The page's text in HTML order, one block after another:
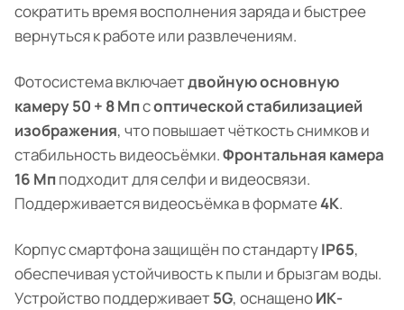
сократить время восполнения заряда и быстрее
вернуться к работе или развлечениям.
Фотосистема включаетдвойную основную
камеру 50 + 8 Мпсоптической стабилизацией
изображения, что повышает чёткость снимков и
стабильность видеосъёмки.Фронтальная камера
16 Мпподходит для селфи и видеосвязи.
Поддерживается видеосъёмка в формате4K.
Корпус смартфона защищён по стандартуIP65,
обеспечивая устойчивость к пыли и брызгам воды.
Устройство поддерживает5G, оснащеноИК-